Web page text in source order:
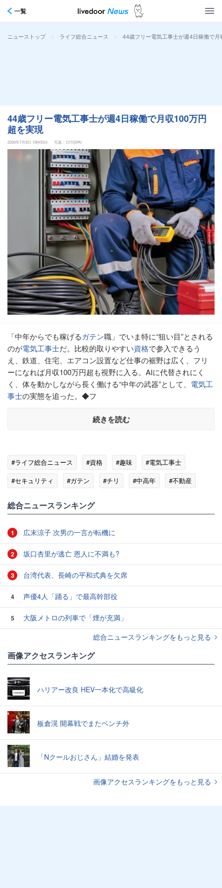
一覧
ニューストップ > ライフ総合ニュース > 44歳フリー電気工事士が週4日稼働で月
44歳フリー電気工事士が週4日稼働で月収100万円
超を実現
2026年7月8日 15時53分 写真：日刊SPA!
「中年からでも稼げるガテン職」でいま特に“狙い目”とされる
のが電気工事士だ。比較的取りやすい資格で参入できるう
え、鉄道、住宅、エアコン設置など仕事の裾野は広く、フリ
ーになれば月収100万円超も視野に入る。AIに代替されにく
く、体を動かしながら長く働ける“中年の武器”として、 電気工
事士の実態を追った。◆フ
続きを読む
#ライフ総合ニュース #資格 #趣味
#電気工事士
#セキュリティ
#ガテン #チリ #中高年 #不動産
総合ニュースランキング
1 広末涼子 次男の一言が転機に
2 坂口杏里が逃亡 恩人に不満も?
3 台湾代表、長崎の平和式典を欠席
4 声優4人「踊る」で最高幹部役
5
大阪メトロの列車で「煙が充満」
総合ニュースランキングをもっと見る
画像アクセスランキング
ハリアー改良 HEV一本化で高級化
板倉滉 開幕戦でまたベンチ外
「Nクールおじさん」結婚を発表
画像アクセスランキングをもっと見る